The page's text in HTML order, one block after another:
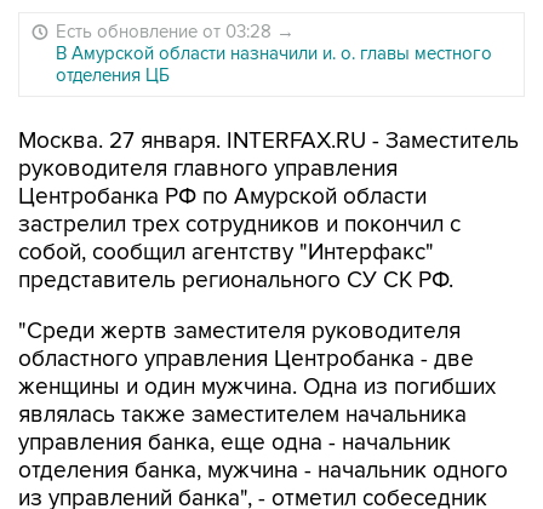
Есть обновление от 03:28 →
В Амурской области назначили и. о. главы местного
отделения ЦБ
Москва. 27 января. INTERFAX.RU - Заместитель
руководителя главного управления
Центробанка РФ по Амурской области
застрелил трех сотрудников и покончил с
собой, сообщил агентству "Интерфакс"
представитель регионального СУ СК РФ.
"Среди жертв заместителя руководителя
областного управления Центробанка - две
женщины и один мужчина. Одна из погибших
являлась также заместителем начальника
управления банка, еще одна - начальник
отделения банка, мужчина - начальник одного
из управлений банка", - отметил собеседник